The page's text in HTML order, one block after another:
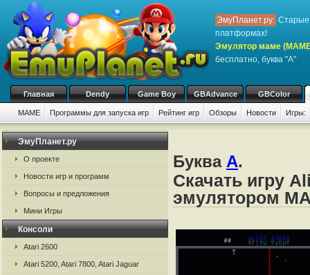
ЭмуПланет.ру: Старые
платформах!
Эмулятор маме
бесплатно, буква "A"
Главная Dendy Game Boy GBAdvance GBColor
MAME Программы для запуска игр Рейтинг игр Обзоры Новости Игры:
ЭмуПланет.ру
О проекте
Новости игр и программ
Вопросы и предложения
Мини Игры
Консоли
Atari 2600
Atari 5200, Atari 7800, Atari Jaguar
Буква A.
Скачать игру
эмулятором